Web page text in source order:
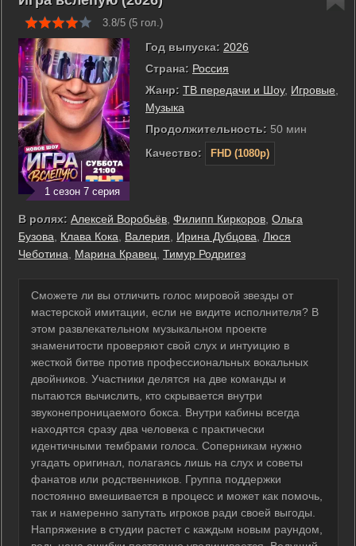
3.8/5 (5 гол.)
1 сезон 7 серия
Год выпуска: 2026
Страна: Россия
Жанр: ТВ передачи и Шоу, Игровые
Музыка
Продолжительность: 50 мин
Качество:
FHD (1080p)
В ролях: Алексей Воробьёв, Филипп Киркоров, Ольга
Бузова, Клава Кока, Валерия, Ирина Дубцова, Люся
Чеботина, Марина Кравец, Тимур Родригез
Сможете ли вы отличить голос мировой звезды от
мастерской имитации, если не видите исполнителя? В
этом развлекательном музыкальном проекте
знаменитости проверяют свой слух и интуицию в
жесткой битве против профессиональных вокальных
двойников. Участники делятся на две команды и
пытаются вычислить, кто скрывается внутри
звуконепроницаемого бокса. Внутри кабины всегда
находятся сразу два человека с практически
идентичными тембрами голоса. Соперникам нужно
угадать оригинал, полагаясь лишь на слух и советы
фанатов или родственников. Группа поддержки
постоянно вмешивается в процесс и может как помочь,
так и намеренно запутать игроков ради своей выгоды.
Напряжение в студии растет с каждым новым раундом,